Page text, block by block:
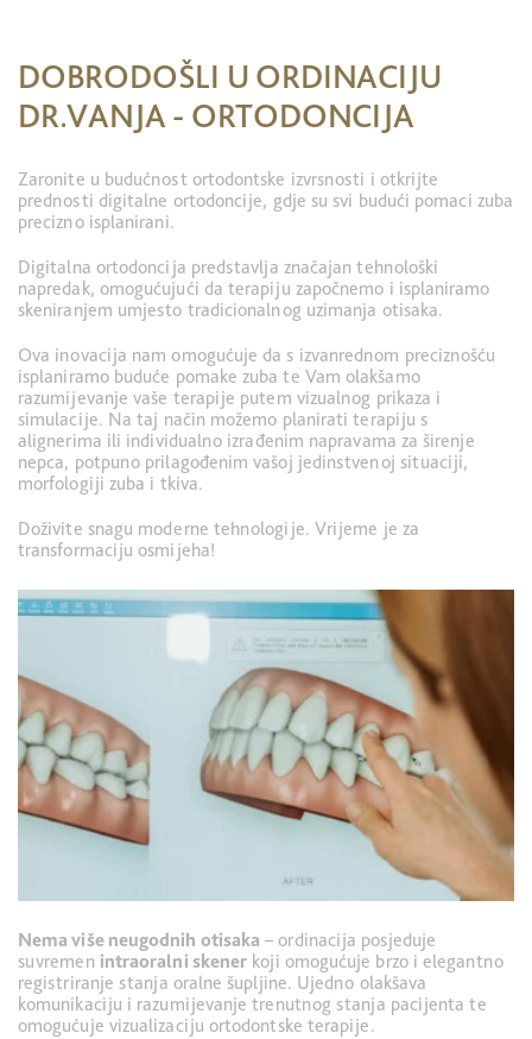
DOBRODOŠLI U ORDINACIJU
DR.VANJA - ORTODONCIJA
Zaronite u budućnost ortodontske izvrsnosti i otkrijte
prednosti digitalne ortodoncije, gdje su svi budući pomaci zuba
precizno isplanirani.
Digitalna ortodoncija predstavlja značajan tehnološki
napredak, omogućujući da terapiju započnemo i isplaniramo
skeniranjem umjesto tradicionalnog uzimanja otisaka.
Ova inovacija nam omogućuje da s izvanrednom preciznošću
isplaniramo buduće pomake zuba te Vam olakšamo
razumijevanje vaše terapije putem vizualnog prikaza i
simulacije. Na taj način možemo planirati terapiju s
alignerima ili individualno izrađenim napravama za širenje
nepca, potpuno prilagođenim vašoj jedinstvenoj situaciji,
morfologiji zuba i tkiva.
Doživite snagu moderne tehnologije. Vrijeme je za
transformaciju osmijeha!
Nema više neugodnih otisaka – ordinacija posjeduje
suvremen intraoralni skener koji omogućuje brzo i elegantno
registriranje stanja oralne šupljine. Ujedno olakšava
komunikaciju i razumijevanje trenutnog stanja pacijenta te
omogućuje vizualizaciju ortodontske terapije.